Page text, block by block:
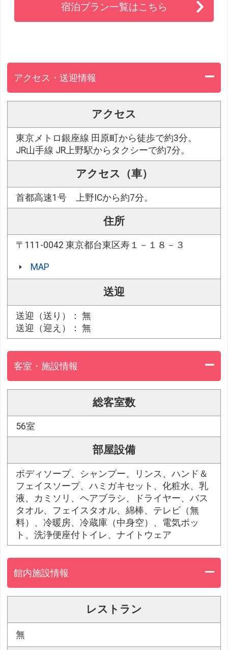
宿泊プラン一覧はこちら
アクセス・送迎情報
アクセス
東京メトロ銀座線 田原町から徒歩で約3分。
JR山手線 JR上野駅からタクシーで約7分。
アクセス（車）
首都高速1号 上野ICから約7分。
住所
〒111-0042 東京都台東区寿１－１８－３
MAP
送迎
送迎（送り）： 無
送迎（迎え）： 無
客室・施設情報
総客室数
56室
部屋設備
ボディソープ、シャンプー、リンス、ハンド＆
フェイスソープ、ハミガキセット、化粧水、乳
液、カミソリ、ヘアブラシ、ドライヤー、バス
タオル、フェイスタオル、綿棒、テレビ（無
料）、冷暖房、冷蔵庫（中身空）、電気ポッ
ト、洗浄便座付トイレ、ナイトウェア
館内施設情報
レストラン
無